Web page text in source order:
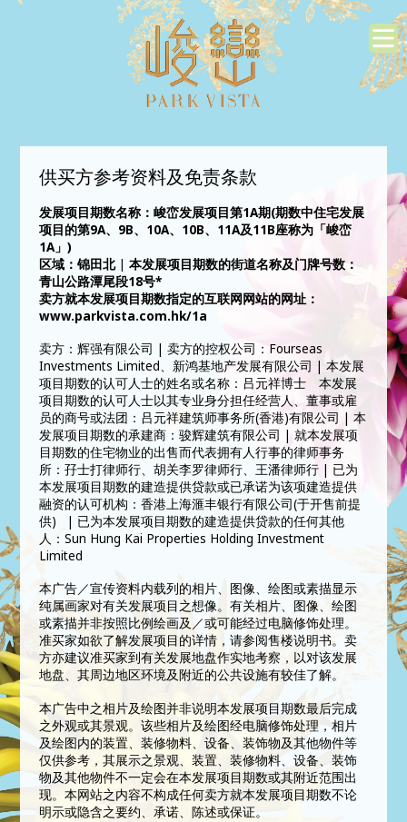
供买方参考资料及免责条款
发展项目期数名称：峻峦发展项目第1A期(期数中住宅发展
项目的第9A、9B、10A、10B、11A及11B座称为「峻峦
1A」)
区域：锦田北 | 本发展项目期数的街道名称及门牌号数：
青山公路潭尾段18号*
卖方就本发展项目期数指定的互联网网站的网址：
www.parkvista.com.hk/1a
卖方：辉强有限公司 | 卖方的控权公司：Fourseas
Investments Limited、新鸿基地产发展有限公司 | 本发展
项目期数的认可人士的姓名或名称：吕元祥博士 本发展
项目期数的认可人士以其专业身分担任经营人、董事或雇
员的商号或法团：吕元祥建筑师事务所(香港)有限公司 | 本
发展项目期数的承建商：骏辉建筑有限公司 | 就本发展项
目期数的住宅物业的出售而代表拥有人行事的律师事务
所：孖士打律师行、胡关李罗律师行、王潘律师行 | 已为
本发展项目期数的建造提供贷款或已承诺为该项建造提供
融资的认可机构：香港上海滙丰银行有限公司(于开售前提
供) | 已为本发展项目期数的建造提供贷款的任何其他
人：Sun Hung Kai Properties Holding Investment
Limited
本广告／宣传资料内载列的相片、图像、绘图或素描显示
纯属画家对有关发展项目之想像。有关相片、图像、绘图
或素描并非按照比例绘画及／或可能经过电脑修饰处理。
准买家如欲了解发展项目的详情，请参阅售楼说明书。卖
方亦建议准买家到有关发展地盘作实地考察，以对该发展
地盘、其周边地区环境及附近的公共设施有较佳了解。
本广告中之相片及绘图并非说明本发展项目期数最后完成
之外观或其景观。该些相片及绘图经电脑修饰处理，相片
及绘图内的装置、装修物料、设备、装饰物及其他物件等
仅供参考，其展示之景观、装置、装修物料、设备、装饰
物及其他物件不一定会在本发展项目期数或其附近范围出
现。本网站之内容不构成任何卖方就本发展项目期数不论
明示或隐含之要约、承诺、陈述或保证。